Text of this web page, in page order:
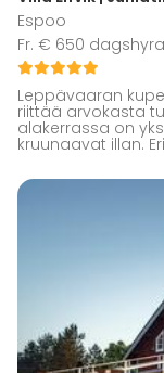
Espoo
Fr. € 650 dagshyra
Leppävaaran
riittää arvokasta
alakerrassa on
kruunaavat illan.